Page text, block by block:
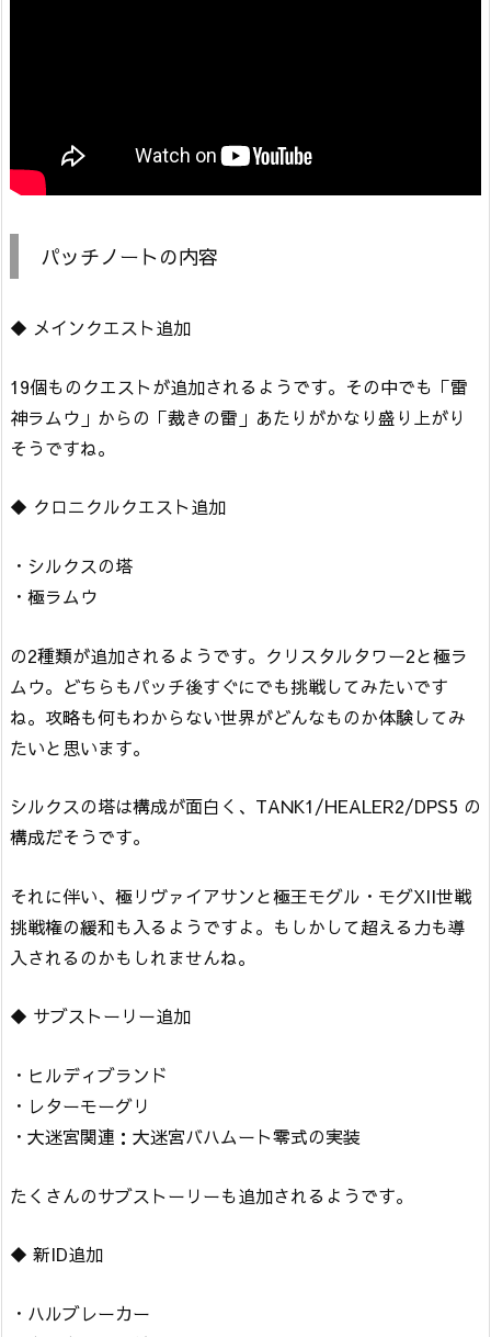
パッチノートの内容
◆ メインクエスト追加
19個ものクエストが追加されるようです。その中でも「雷
神ラムウ」からの「裁きの雷」あたりがかなり盛り上がり
そうですね。
◆ クロニクルクエスト追加
・シルクスの塔
・極ラムウ
の2種類が追加されるようです。クリスタルタワー2と極ラ
ムウ。どちらもパッチ後すぐにでも挑戦してみたいです
ね。攻略も何もわからない世界がどんなものか体験してみ
たいと思います。
シルクスの塔は構成が面白く、TANK1/HEALER2/DPS5 の
構成だそうです。
それに伴い、極リヴァイアサンと極王モグル・モグXII世戦
挑戦権の緩和も入るようですよ。もしかして超える力も導
入されるのかもしれませんね。
◆ サブストーリー追加
・ヒルディブランド
・レターモーグリ
・大迷宮関連：大迷宮バハムート零式の実装
たくさんのサブストーリーも追加されるようです。
◆ 新ID追加
・ハルブレーカー